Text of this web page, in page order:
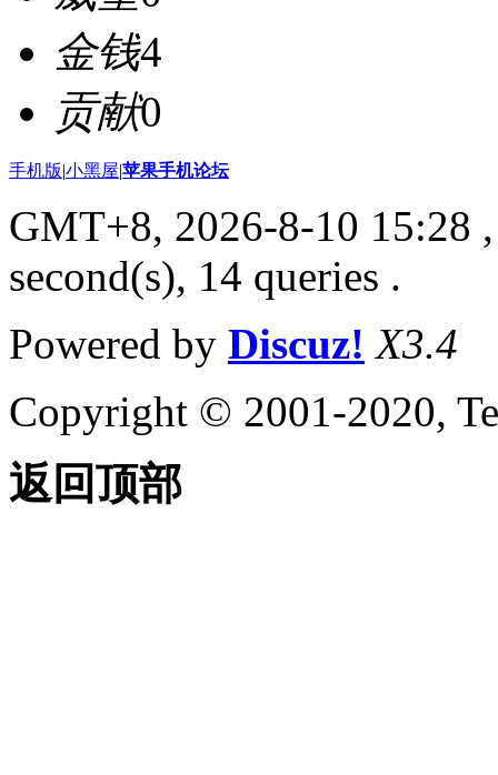
金钱4
贡献0
手机版|小黑屋|苹果手机论坛
GMT+8, 2026-8-10 15:28
second(s), 14 queries .
Powered by Discuz! X3.4
Copyright © 2001-2020,
返回顶部